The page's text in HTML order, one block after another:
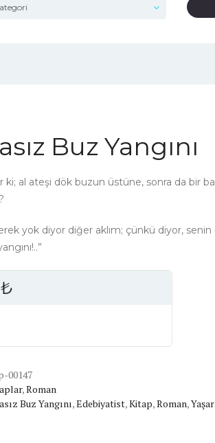
Buz Yangını
ki; al ateşi dök buzun üstüne, sonra da bir
yok diyor diğer aklım; çünkü diyor, senin
₺
00147
,Roman
Buz Yangını,Edebiyatist,Kitap,Roman,